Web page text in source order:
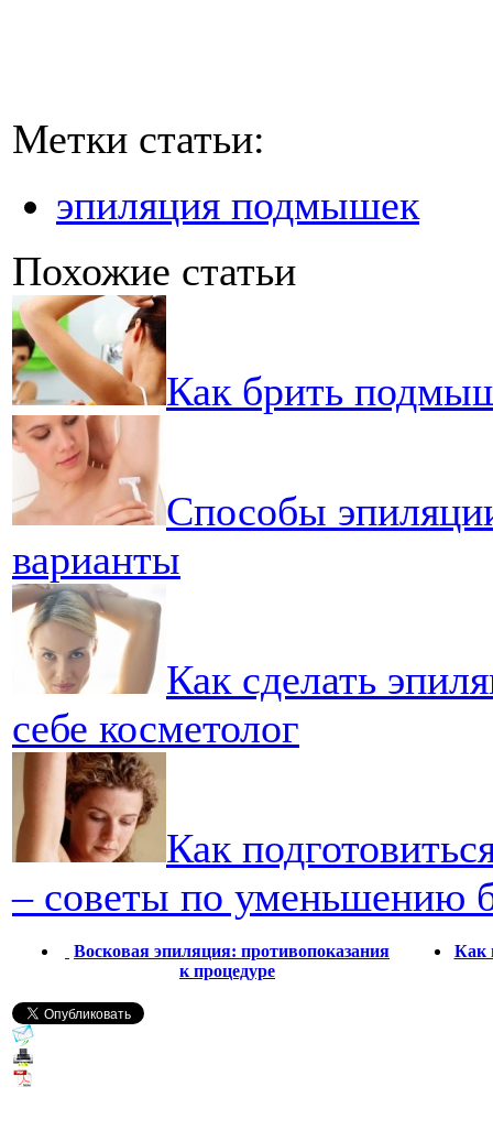
Метки статьи:
эпиляция подмышек
Похожие статьи
Как брить
Способы
варианты
Как сделать
себе косметолог
Как
– советы по уменьшению
Восковая эпиляция: противопоказания
к процедуре
Как